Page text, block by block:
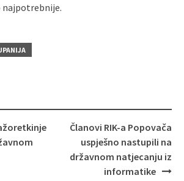
Članovi RIK-a Popovača
uspješno nastupili na
državnom natjecanju iz
informatike